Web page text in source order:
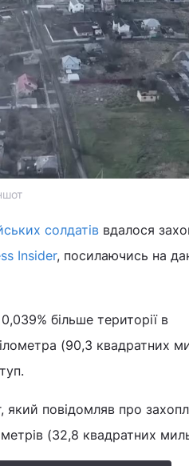
солдатів вдалося
Insider, посилаючись на
більше території в
(90,3 квадратних
який повідомляв про
(32,8 квадратних